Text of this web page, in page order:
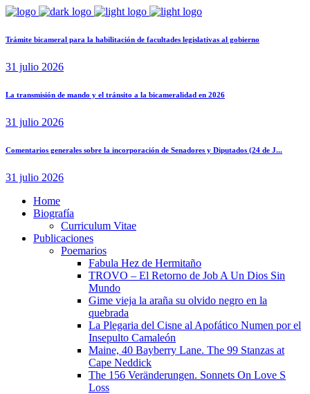
Trámite bicameral para la habilitación de facultades legislativas al gobierno
31 julio 2026
La transmisión de mando y el tránsito a la bicameralidad en 2026
31 julio 2026
Comentarios generales sobre la incorporación de Senadores y Diputados (24 de J...
31 julio 2026
Home
Biografía
Curriculum Vitae​
Publicaciones
Poemarios
Fabula Hez de Hermitaño
TROVO – El Retorno de Job A Un Dios Sin
Mundo
Gime vieja la araña su olvido negro en la
quebrada
La Plegaria del Cisne al Apofático Numen por el
Insepulto Camaleón
Maine, 40 Bayberry Lane. The 99 Stanzas at
Cape Neddick
The 156 Veränderungen. Sonnets On Love S
Loss